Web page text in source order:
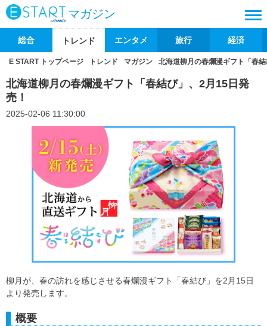
マガジン
総合 トレンド エンタメ 旅行 経済
E START トップページ トレンド マガジン 北海道柳月の春爛漫ギフト「春
北海道柳月の春爛漫ギフト「春結び」、2月15日発
売！
2025-02-06 11:30:00
柳月が、春の訪れを感じさせる春爛漫ギフト「春結び」を2月15日
より発売します。
概要